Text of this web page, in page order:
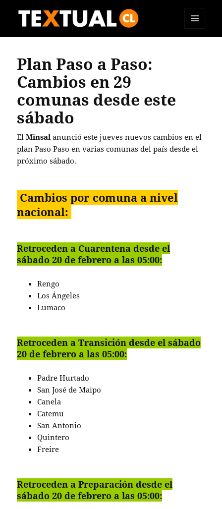
Plan Paso a Paso:
Cambios en 29
comunas desde este
sábado
ElMinsal anunció este jueves nuevos cambios en el
plan Paso Paso en varias comunas del país desde el
próximo sábado.
Cambios por comuna a nivel
nacional:
Retroceden a Cuarentena desde el
sábado 20 de febrero a las 05:00:
Rengo
Los Ángeles
Lumaco
Retroceden a Transición desde el sábado
20 de febrero a las 05:00:
Padre Hurtado
San José de Maipo
Canela
Catemu
San Antonio
Quintero
Freire
Retroceden a Preparación desde el
sábado 20 de febrero a las 05:00: